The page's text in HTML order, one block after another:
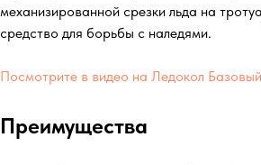
механизированной срезки льда на
средство для борьбы с наледями.
Посмотрите в видео на Ледокол
Преимущества